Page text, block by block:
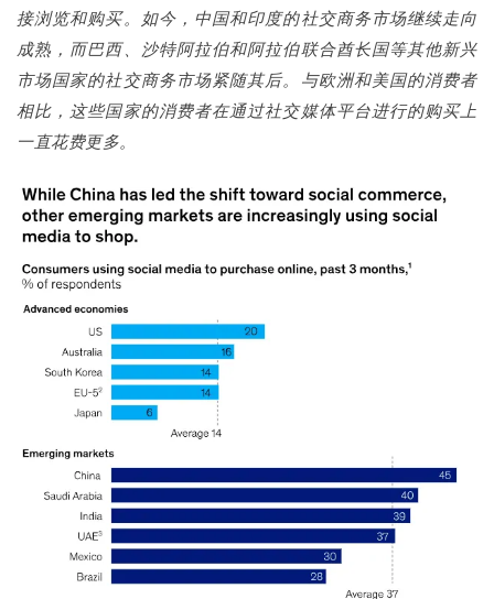
接浏览和购买。如今，中国和印度的社交商务市场继续走向
成熟，而巴西、沙特阿拉伯和阿拉伯联合酋长国等其他新兴
市场国家的社交商务市场紧随其后。与欧洲和美国的消费者
相比，这些国家的消费者在通过社交媒体平台进行的购买上
一直花费更多。